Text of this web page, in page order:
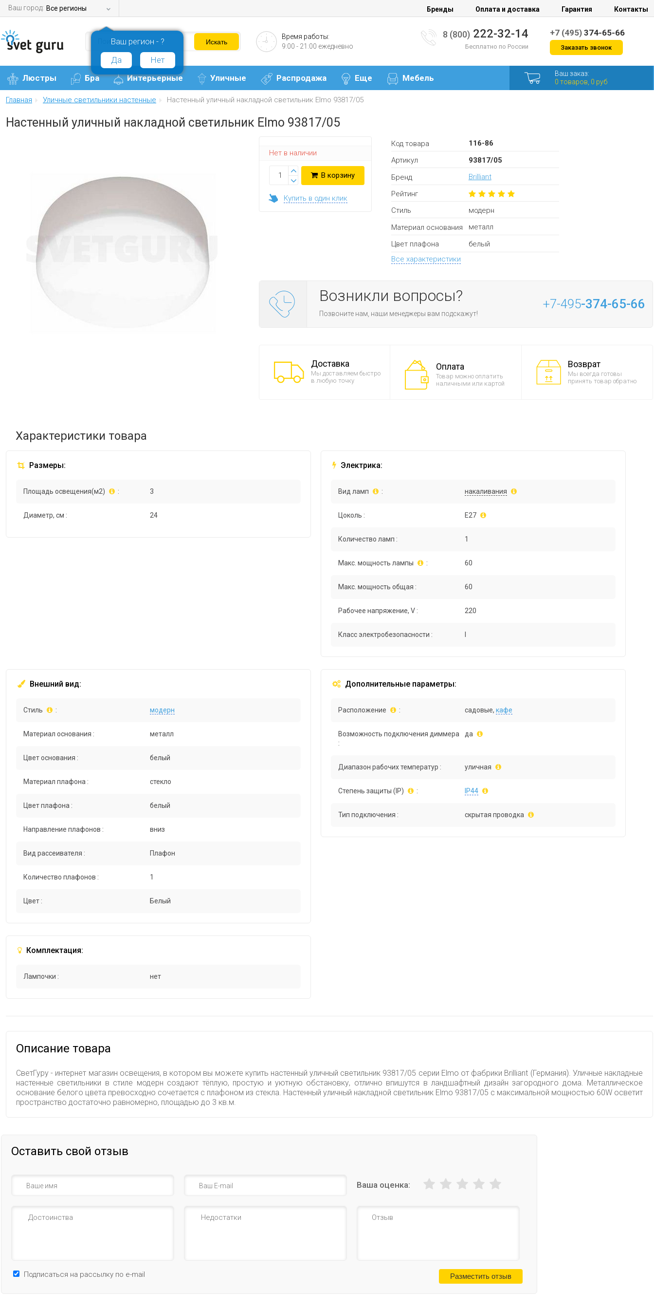
Ваш город: Все регионы
Ваш регион - ?
Да
Нет
Бренды Оплата и доставка Гарантия Контакты
Время работы:
9:00 - 21:00 ежедневно
8 (800) 222-32-14
Бесплатно по России
+7 (495)374-65-66
Заказать звонок
Люстры Бра Интерьерные Уличные Распродажа Еще Мебель
Ваш заказ:
0 товаров, 0 руб
Главная Уличные светильники настенные Настенный уличный накладной светильник Elmo 93817/05
Настенный уличный накладной светильник Elmo 93817/05
Нет в наличии
В корзину
Купить в один клик
Код товара
116-86
Артикул
93817/05
Бренд
Brilliant
Рейтинг
Стиль
модерн
Материал основания
металл
Цвет плафона
белый
Все характеристики
Возникли вопросы?
Позвоните нам, наши менеджеры вам подскажут!
+7-495-374-65-66
Доставка
Мы доставляем быстро
в любую точку
Оплата
Товар можно оплатить
наличными или картой
Возврат
Мы всегда готовы
принять товар обратно
Характеристики товара
Размеры:
Площадь освещения(м2) : 3
Диаметр, см : 24
Электрика:
Вид ламп : накаливания
Цоколь : E27
Количество ламп : 1
Макс. мощность лампы : 60
Макс. мощность общая : 60
Рабочее напряжение, V : 220
Класс электробезопасности :
Внешний вид:
Стиль : модерн
Материал основания : металл
Цвет основания : белый
Материал плафона : стекло
Цвет плафона : белый
Направление плафонов : вниз
Вид рассеивателя : Плафон
Количество плафонов : 1
Цвет : Белый
Дополнительные параметры:
Расположение : садовые,кафе
Возможность подключения диммера
:
да
Диапазон рабочих температур : уличная
Степень защиты (IP) : IP44
Тип подключения : скрытая проводка
Комплектация:
Лампочки : нет
Описание товара
СветГуру - интернет магазин освещения, в котором вы можете купить настенный уличный светильник 93817/05 серии Elmo от фабрики Brilliant (Германия). Уличные накладные
настенные светильники в стиле модерн создают тёплую, простую и уютную обстановку, отлично впишутся в ландшафтный дизайн загородного дома. Металлическое
основание белого цвета превосходно сочетается с плафоном из стекла. Настенный уличный накладной светильник Elmo 93817/05 с максимальной мощностью 60W осветит
пространство достаточно равномерно, площадью до 3 кв.м.
Оставить свой отзыв
Ваша оценка:
Подписаться на рассылку по e-mail